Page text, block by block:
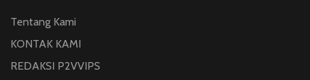
Tentang Kami
KONTAK KAMI
REDAKSI P2VVIPS